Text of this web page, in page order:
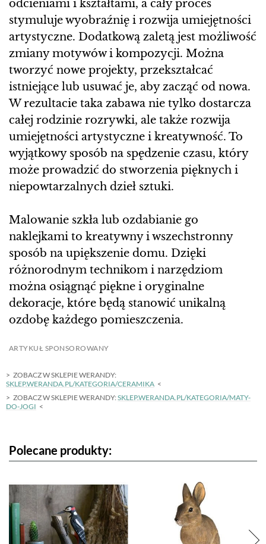
odcieniami i kształtami, a cały proces
stymuluje wyobraźnię i rozwija umiejętności
artystyczne. Dodatkową zaletą jest możliwość
zmiany motywów i kompozycji. Można
tworzyć nowe projekty, przekształcać
istniejące lub usuwać je, aby zacząć od nowa.
W rezultacie taka zabawa nie tylko dostarcza
całej rodzinie rozrywki, ale także rozwija
umiejętności artystyczne i kreatywność. To
wyjątkowy sposób na spędzenie czasu, który
może prowadzić do stworzenia pięknych i
niepowtarzalnych dzieł sztuki.
Malowanie szkła lub ozdabianie go
naklejkami to kreatywny i wszechstronny
sposób na upiększenie domu. Dzięki
różnorodnym technikom i narzędziom
można osiągnąć piękne i oryginalne
dekoracje, które będą stanowić unikalną
ozdobę każdego pomieszczenia.
ARTYKUŁ SPONSOROWANY
ZOBACZ W SKLEPIE WERANDY:
SKLEP.WERANDA.PL/KATEGORIA/CERAMIKA
ZOBACZ W SKLEPIE WERANDY:SKLEP.WERANDA.PL/KATEGORIA/MATY-
DO-JOGI
Polecane produkty: